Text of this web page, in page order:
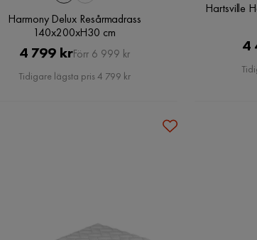
Harmony Delux Resårmadrass
140x200xH30 cm
Pris
4 799 krOriginal
Pris
Förr 6 999 kr
Tidigare lägsta pris 4 799 kr
Hartsville
4